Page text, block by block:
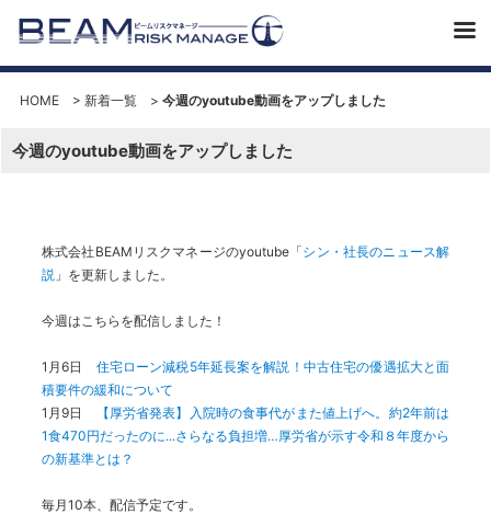
HOME> 新着一覧> 今週のyoutube動画をアップしました
今週のyoutube動画をアップしました
株式会社BEAMリスクマネージのyoutube「シン・社長のニュース解
説」を更新しました。
今週はこちらを配信しました！
1月6日 住宅ローン減税5年延長案を解説！中古住宅の優遇拡大と面
積要件の緩和について
1月9日
【厚労省発表】入院時の食事代がまた値上げへ。約2年前は
1食470円だったのに...さらなる負担増…厚労省が示す令和８年度から
の新基準とは？
毎月10本、配信予定です。